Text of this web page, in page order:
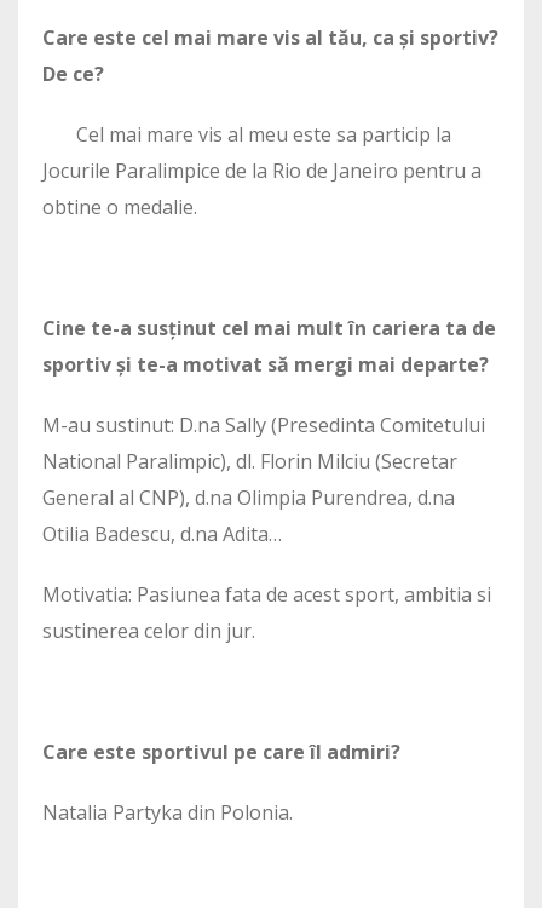
Care este cel mai mare vis al tău, ca și sportiv?
De ce?
Cel mai mare vis al meu este sa particip la
Jocurile Paralimpice de la Rio de Janeiro pentru a
obtine o medalie.
Cine te-a susținut cel mai mult în cariera ta de
sportiv și te-a motivat să mergi mai departe?
M-au sustinut: D.na Sally (Presedinta Comitetului
National Paralimpic), dl. Florin Milciu (Secretar
General al CNP), d.na Olimpia Purendrea, d.na
Otilia Badescu, d.na Adita…
Motivatia: Pasiunea fata de acest sport, ambitia si
sustinerea celor din jur.
Care este sportivul pe care îl admiri?
Natalia Partyka din Polonia.